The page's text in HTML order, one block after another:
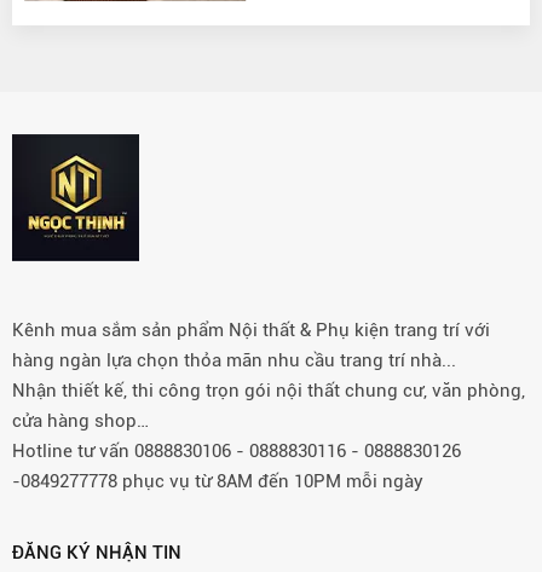
Kênh mua sắm sản phẩm Nội thất & Phụ kiện trang trí với
hàng ngàn lựa chọn thỏa mãn nhu cầu trang trí nhà...
Nhận thiết kế, thi công trọn gói nội thất chung cư, văn phòng,
cửa hàng shop…
Hotline tư vấn 0888830106 - 0888830116 - 0888830126
-0849277778 phục vụ từ 8AM đến 10PM mỗi ngày
ĐĂNG KÝ NHẬN TIN